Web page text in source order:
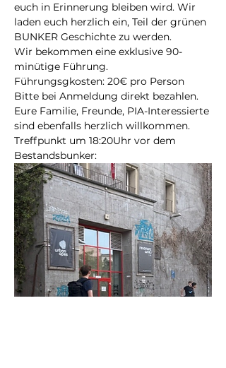
euch in Erinnerung bleiben wird. Wir
laden euch herzlich ein, Teil der grünen
BUNKER Geschichte zu werden.
Wir bekommen eine exklusive 90-
minütige Führung.
Führungsgkosten: 20€ pro Person
Bitte bei Anmeldung direkt bezahlen.
Eure Familie, Freunde, PIA-Interessierte
sind ebenfalls herzlich willkommen.
Treffpunkt um 18:20Uhr vor dem
Bestandsbunker: